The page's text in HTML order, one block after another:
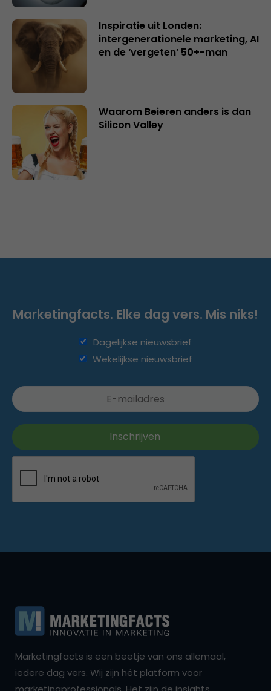
Inspiratie uit Londen:
intergenerationele marketing, AI
en de ‘vergeten’ 50+-man
Waarom Beieren anders is dan
Silicon Valley
Marketingfacts. Elke dag vers. Mis niks!
Dagelijkse nieuwsbrief
Wekelijkse nieuwsbrief
Marketingfacts is een beetje van ons allemaal,
iedere dag vers. Wij zijn hét platform voor